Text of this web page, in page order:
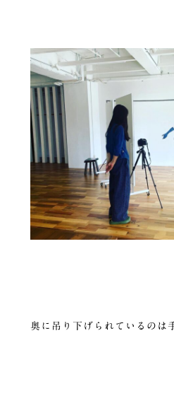
奥に吊り下げられているのは